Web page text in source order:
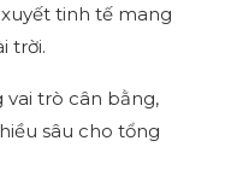
tinh tế mang
trời.
vai trò cân bằng,
sâu cho tổng